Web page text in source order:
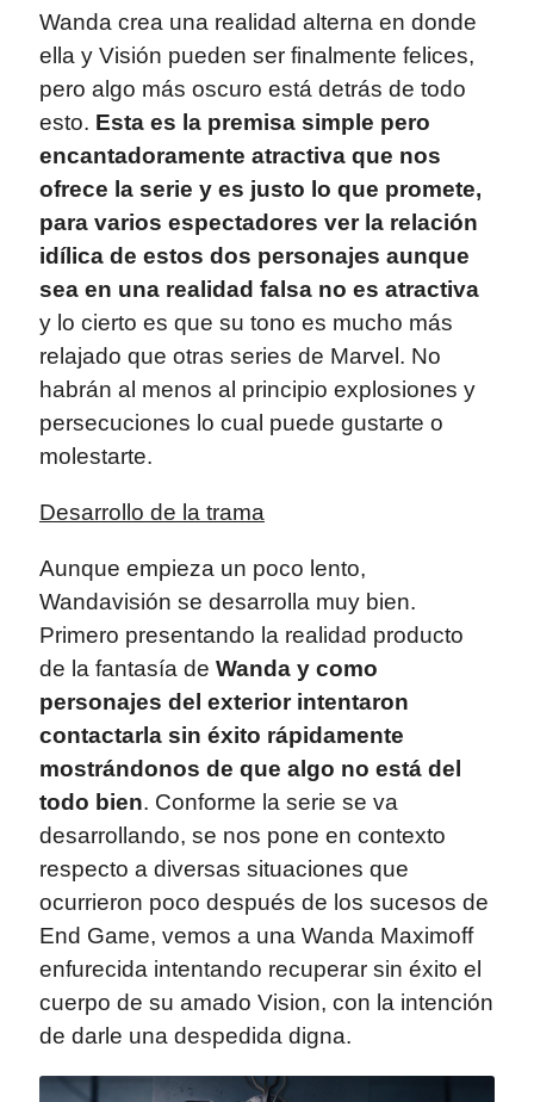
Wanda crea una realidad alterna en donde
ella y Visión pueden ser finalmente felices,
pero algo más oscuro está detrás de todo
esto. Esta es la premisa simple pero
encantadoramente atractiva que nos
ofrece la serie y es justo lo que promete,
para varios espectadores ver la relación
idílica de estos dos personajes aunque
sea en una realidad falsa no es atractiva
y lo cierto es que su tono es mucho más
relajado que otras series de Marvel. No
habrán al menos al principio explosiones y
persecuciones lo cual puede gustarte o
molestarte.
Desarrollo de la trama
Aunque empieza un poco lento,
Wandavisión se desarrolla muy bien.
Primero presentando la realidad producto
de la fantasía de Wanda y como
personajes del exterior intentaron
contactarla sin éxito rápidamente
mostrándonos de que algo no está del
todo bien. Conforme la serie se va
desarrollando, se nos pone en contexto
respecto a diversas situaciones que
ocurrieron poco después de los sucesos de
End Game, vemos a una Wanda Maximoff
enfurecida intentando recuperar sin éxito el
cuerpo de su amado Vision, con la intención
de darle una despedida digna.